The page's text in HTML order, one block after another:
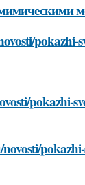
pokazhi-
pokazhi-